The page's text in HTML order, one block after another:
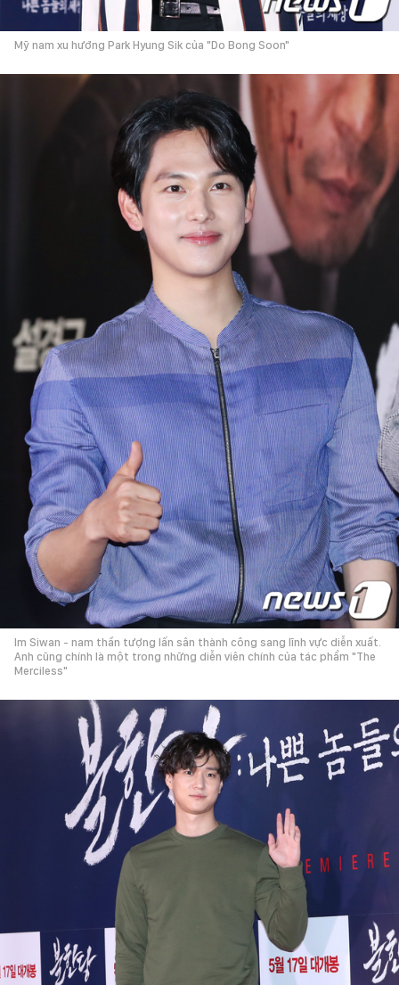
Mỹ nam xu hướng Park Hyung Sik của "Do Bong Soon"
Im Siwan - nam thần tượng lấn sân thành công sang lĩnh vực diễn xuất.
Anh cũng chính là một trong những diễn viên chính của tác phẩm "The
Merciless"